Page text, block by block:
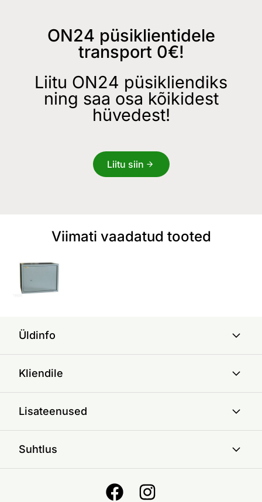
ON24 püsiklientidele
transport 0€!
Liitu ON24 püsikliendiks
ning saa osa kõikidest
hüvedest!
Liitu siin
Viimati vaadatud tooted
Üldinfo
Kliendile
Lisateenused
Suhtlus